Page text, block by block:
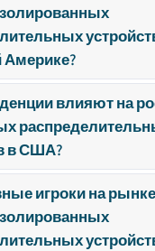
влияют на
в США?
игроки на рынке